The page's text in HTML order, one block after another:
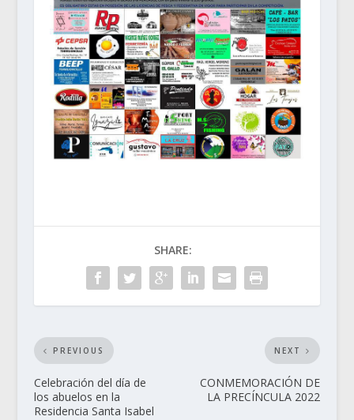
SHARE:
PREVIOUS
Celebración del día de
los abuelos en la
Residencia Santa Isabel
NEXT
CONMEMORACIÓN DE
LA PRECÍNCULA 2022